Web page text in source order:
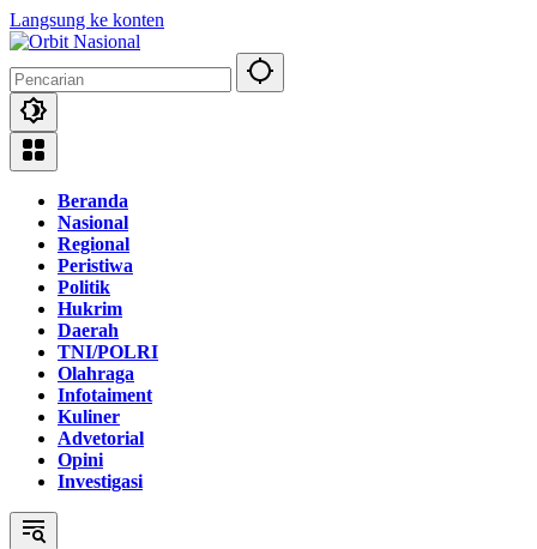
Langsung ke konten
Beranda
Nasional
Regional
Peristiwa
Politik
Hukrim
Daerah
TNI/POLRI
Olahraga
Infotaiment
Kuliner
Advetorial
Opini
Investigasi